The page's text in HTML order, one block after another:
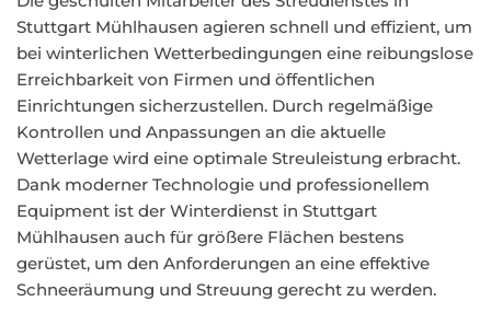
Stuttgart Mühlhausen agieren schnell und effizient, um
bei winterlichen Wetterbedingungen eine reibungslose
Erreichbarkeit von Firmen und öffentlichen
Einrichtungen sicherzustellen. Durch regelmäßige
Kontrollen und Anpassungen an die aktuelle
Wetterlage wird eine optimale Streuleistung erbracht.
Dank moderner Technologie und professionellem
Equipment ist der Winterdienst in Stuttgart
Mühlhausen auch für größere Flächen bestens
gerüstet, um den Anforderungen an eine effektive
Schneeräumung und Streuung gerecht zu werden.